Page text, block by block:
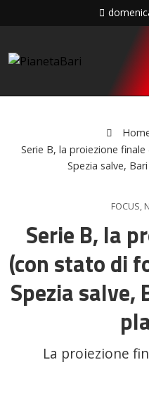
Serie B, la proiezione
Spezia salve,
FOCUS,
Serie B, la
(con stato di
Spezia salve,
La proiezione